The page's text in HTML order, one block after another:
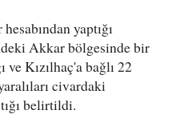
yaptığı
Akkar bölgesinde bir
ve Kızılhaç'a bağlı 22
civardaki
belirtildi.